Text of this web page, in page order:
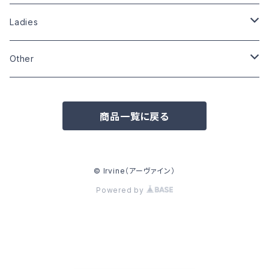
Size:S
Size:S
Size:M
Size:L
Size:L
Size:M
Ladies
Other
Other
商品一覧に戻る
© Irvine（アーヴァイン）
Powered by